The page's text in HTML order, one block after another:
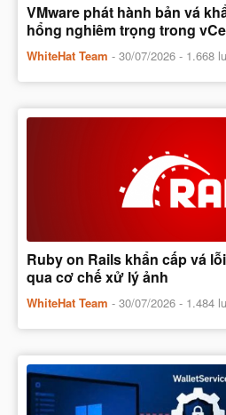
VMware phát hành bản vá
hổng nghiêm trọng trong
WhiteHat Team - 30/07/2026 - 1.668
Ruby on Rails khẩn cấp vá
qua cơ chế xử lý ảnh
WhiteHat Team - 30/07/2026 - 1.484